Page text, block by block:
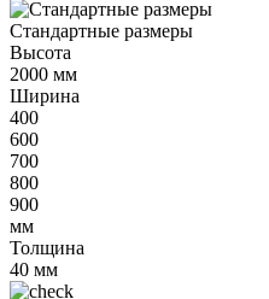
Стандартные размеры
Высота
2000 мм
Ширина
400
600
700
800
900
мм
Толщина
40 мм